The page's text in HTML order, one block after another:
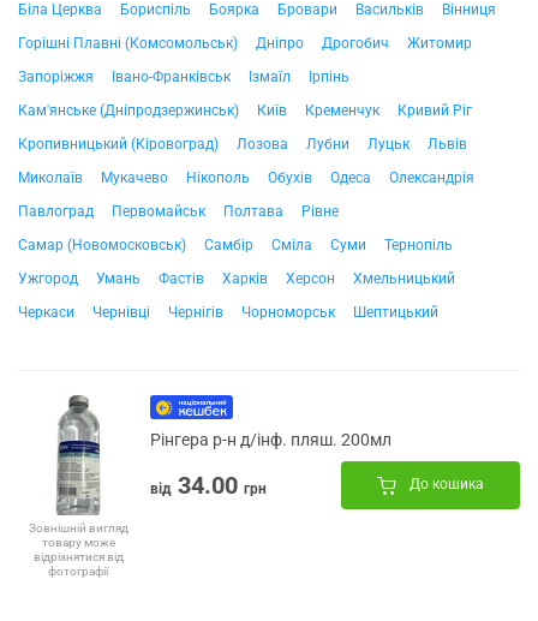
Біла Церква Бориспіль Боярка Бровари Васильків
Вінниця
Горішні Плавні (Комсомольськ)
Дніпро Дрогобич
Житомир
Запоріжжя
Івано-Франківськ Ізмаїл
Ірпінь
Кам'янське (Дніпродзержинськ)
Київ Кременчук
Кривий Ріг
Кропивницький (Кіровоград)
Лозова Лубни Луцьк
Львів
Миколаїв
Мукачево Нікополь Обухів Одеса
Олександрія
Павлоград
Первомайськ Полтава
Рівне
Самар (Новомосковськ)
Самбір Сміла Суми
Тернопіль
Ужгород
Умань Фастів Харків Херсон
Хмельницький
Черкаси
Чернівці Чернігів Чорноморськ Шептицький
Зовнішній вигляд
товару може
відрізнятися від
фотографії
Рінгера р-н д/інф. пляш. 200мл
від 34.00 грн До кошика